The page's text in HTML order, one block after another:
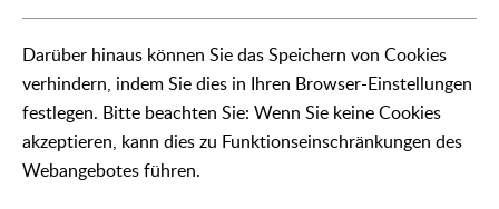
Darüber hinaus können Sie das Speichern von Cookies
verhindern, indem Sie dies in Ihren Browser-Einstellungen
festlegen. Bitte beachten Sie: Wenn Sie keine Cookies
akzeptieren, kann dies zu Funktionseinschränkungen des
Webangebotes führen.